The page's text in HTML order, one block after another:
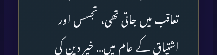
تعاقب میں جاتی تھی، تجسس اور
اشتیاق کے عالم میں… خیر دین کی